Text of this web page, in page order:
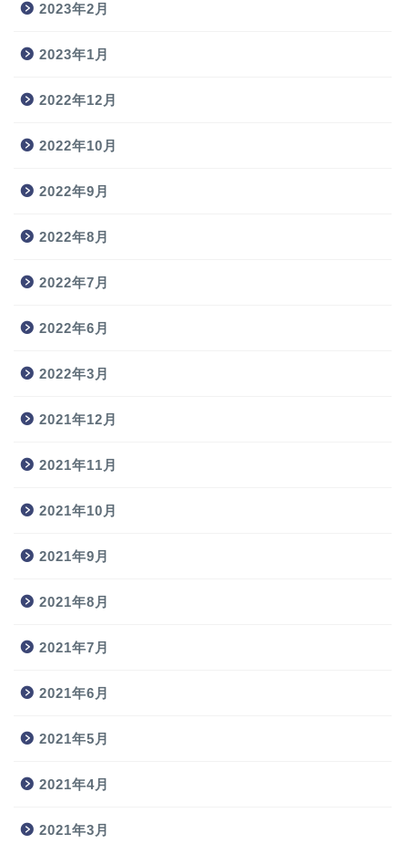
2023年2月
2023年1月
2022年12月
2022年10月
2022年9月
2022年8月
2022年7月
2022年6月
2022年3月
2021年12月
2021年11月
2021年10月
2021年9月
2021年8月
2021年7月
2021年6月
2021年5月
2021年4月
2021年3月